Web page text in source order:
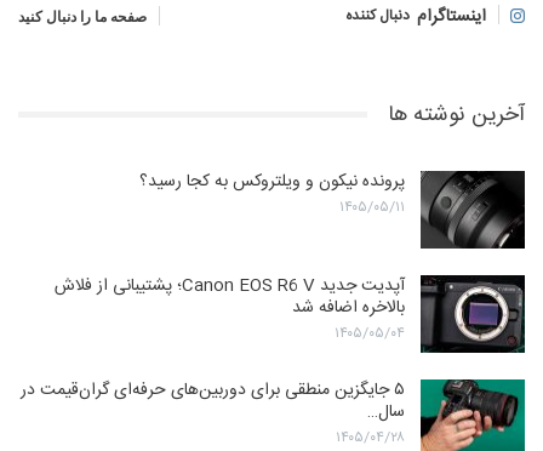
اینستاگرام دنبال کننده صفحه ما را دنبال کنید
آخرین نوشته ها
پرونده نیکون و ویلتروکس به کجا رسید؟
۱۴۰۵/۰۵/۱۱
آپدیت جدید Canon EOS R6 V؛ پشتیبانی از فلاش
بالاخره اضافه شد
۱۴۰۵/۰۵/۰۴
۵ جایگزین منطقی برای دوربین‌های حرفه‌ای گران‌قیمت در
سال…
۱۴۰۵/۰۴/۲۸